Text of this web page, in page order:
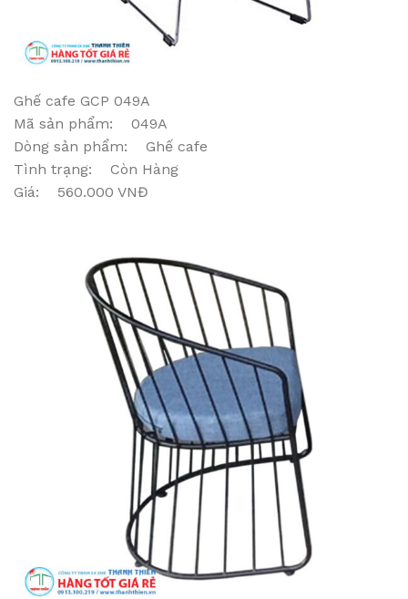
Ghế cafe GCP 049A
Mã sản phẩm: 049A
Dòng sản phẩm: Ghế cafe
Tình trạng: Còn Hàng
Giá: 560.000 VNĐ